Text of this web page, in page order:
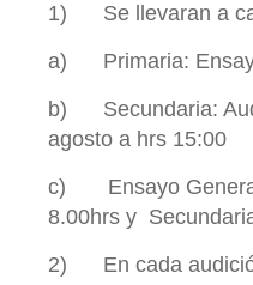
1) Se llevaran a
a) Primaria:
b) Secundaria:
agosto a hrs 15:00
c) Ensayo General:
8.00hrs y
2) En cada